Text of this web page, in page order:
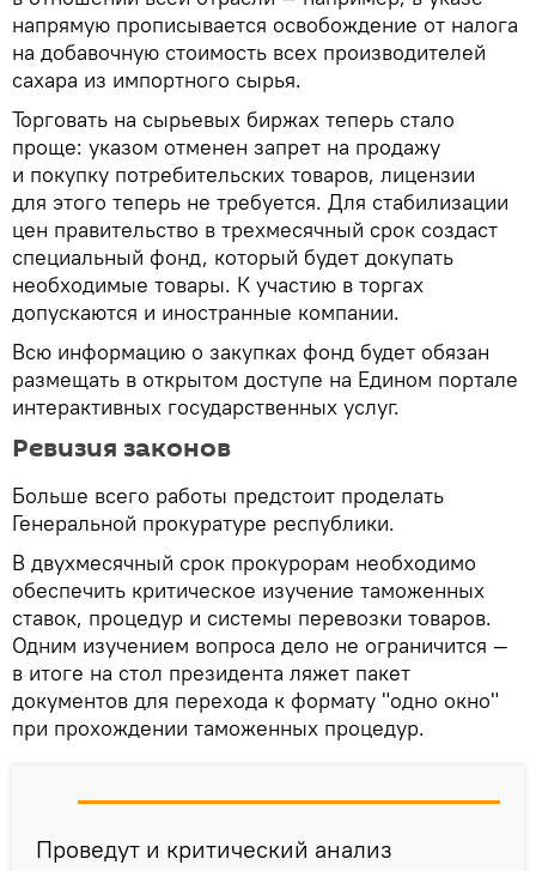
напрямую прописывается освобождение от налога
на добавочную стоимость всех производителей
сахара из импортного сырья.
Торговать на сырьевых биржах теперь стало
проще: указом отменен запрет на продажу
и покупку потребительских товаров, лицензии
для этого теперь не требуется. Для стабилизации
цен правительство в трехмесячный срок создаст
специальный фонд, который будет докупать
необходимые товары. К участию в торгах
допускаются и иностранные компании.
Всю информацию о закупках фонд будет обязан
размещать в открытом доступе на Едином портале
интерактивных государственных услуг.
Ревизия законов
Больше всего работы предстоит проделать
Генеральной прокуратуре республики.
В двухмесячный срок прокурорам необходимо
обеспечить критическое изучение таможенных
ставок, процедур и системы перевозки товаров.
Одним изучением вопроса дело не ограничится —
в итоге на стол президента ляжет пакет
документов для перехода к формату "одно окно"
при прохождении таможенных процедур.
Проведут и критический анализ